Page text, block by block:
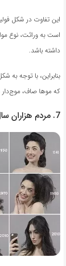
این تفاوت در شکل
است به وراثت، نوع
داشته باشد.
بنابراین، با توجه به
که موها صاف،
7. مردم هزاران سال است که موهای خود را حالت می دهند!